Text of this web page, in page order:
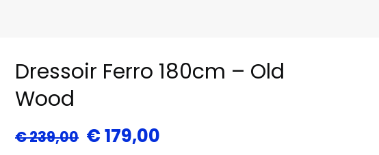
Dressoir Ferro 180cm – Old
Wood
€239,00 Oorspronkelijke
€179,00